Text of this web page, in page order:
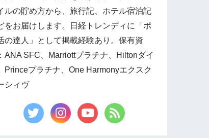
ルの貯め方から、旅行記、ホテル宿泊記
をお届けします。日経トレンディに「ポ
の達人」として掲載経験あり。保有資
ANA SFC、Marriottプラチナ、Hiltonダイ
Princeプラチナ、One Harmonyエクスク
シィヴ